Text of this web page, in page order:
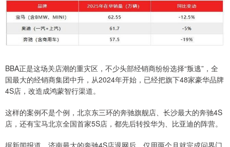
BBA正是这场关店潮的重灾区，不少头部经销商纷纷选择“叛逃”，全
国最大的经销商集团中升，从2024年开始，已经把旗下48家豪华品牌
4S店，改造成鸿蒙智行渠道。
这样的案例不是个例，北京东三环的奔驰旗舰店、长沙最大的奔驰4S
店，还有宝马北京全国首家5S店，都先后转投华为、比亚迪的阵营。
据新闻报道，济南最大的奔驰4S店退网后，仅用两个月就完成问界门